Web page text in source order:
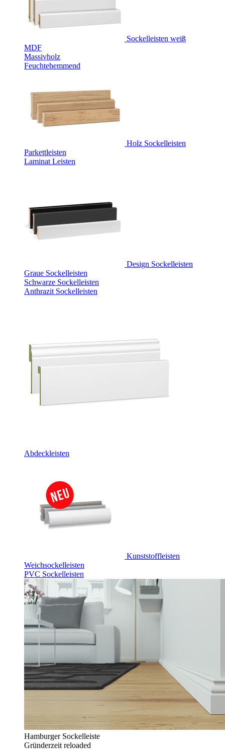
Sockelleisten weiß
MDF
Massivholz
Feuchtehemmend
Holz Sockelleisten
Parkettleisten
Laminat Leisten
Design Sockelleisten
Graue Sockelleisten
Schwarze Sockelleisten
Anthrazit Sockelleisten
Abdeckleisten
Kunststoffleisten
Weichsockelleisten
PVC Sockelleisten
Hamburger Sockelleiste
Gründerzeit reloaded